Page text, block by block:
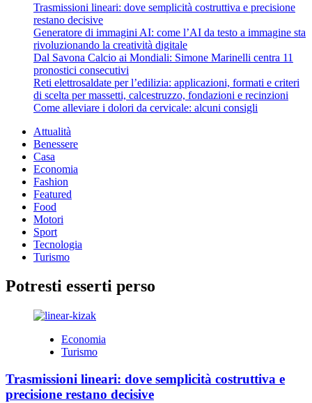
Trasmissioni lineari: dove semplicità costruttiva e precisione
restano decisive
Generatore di immagini AI: come l’AI da testo a immagine sta
rivoluzionando la creatività digitale
Dal Savona Calcio ai Mondiali: Simone Marinelli centra 11
pronostici consecutivi
Reti elettrosaldate per l’edilizia: applicazioni, formati e criteri
di scelta per massetti, calcestruzzo, fondazioni e recinzioni
Come alleviare i dolori da cervicale: alcuni consigli
Attualità
Benessere
Casa
Economia
Fashion
Featured
Food
Motori
Sport
Tecnologia
Turismo
Potresti esserti perso
Economia
Turismo
Trasmissioni lineari: dove semplicità costruttiva e
precisione restano decisive